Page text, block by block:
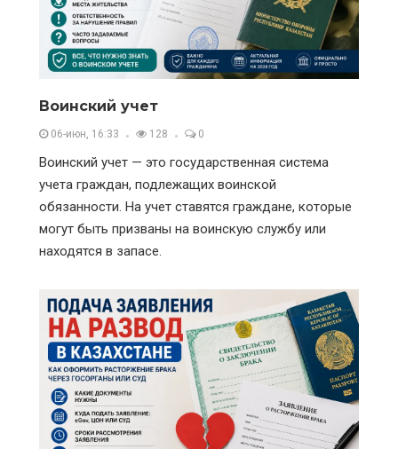
Воинский учет
06-июн, 16:33 128 0
Воинский учет — это государственная система
учета граждан, подлежащих воинской
обязанности. На учет ставятся граждане, которые
могут быть призваны на воинскую службу или
находятся в запасе.